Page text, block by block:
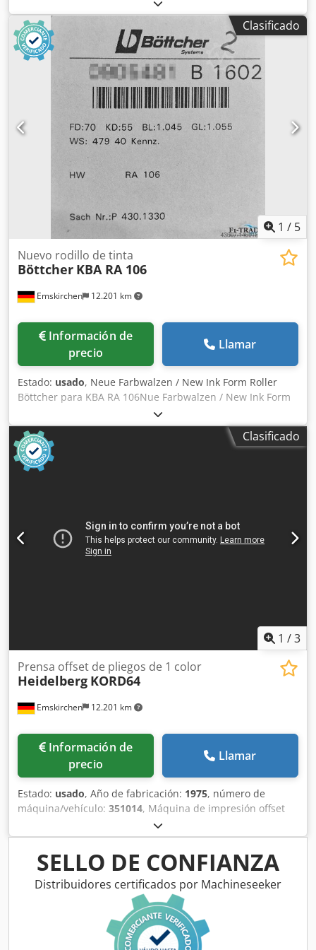
Alimentador de funcionamiento continuo. Impresión a una
cara 4+0. Plancha SAPC. Limpieza automática. Registro
automático. Sistema de secado rápido KBA RapidDry.
Recubrimiento. Cedpfx Aeyr N D Usfdsha Barniz en polvo
Grafix. En producción. Disponible en julio/agosto de 2026.
Clasificado
1 / 5
Emskirchen 12.201 km
Nuevo rodillo de tinta
Böttcher KBA RA 106
Información de
precio
Llamar
Estado: usado, Neue Farbwalzen / New Ink Form Roller
Böttcher para KBA RA 106Nue Farbwalzen / New Ink Form
Roller Hersteller / Manufacturer BöttcherBöttcher Rodillo
KBA RA 106 0905482 A 1701 Böttcher KBA RA 106 Rodillo
0905481 B 1603 Böttcher KBA RA 106 Rodillo 0905481 B
1601 Böttcher KBA RA 106 Rodillo 0905481 B 1605 Online-
Video-Inspección por Skype-Video Estaremos encantados
puede probar
Clasificado
1 /3
Emskirchen 12.201 km
Prensa offset de pliegos de 1 color
Heidelberg KORD64
Información de
precio
Llamar
Estado: usado, Año de fabricación: 1975, número de
máquina/vehículo: 351014, Máquina de impresión offset
de pliegos de 1 color Heidelberg KORD64Año 1975 -
Número de serie 337842 Tamaño max. 460 x 640mm
Velocidad max. 8.000sh/h Sistema de amortiguación
conventionel Online-Video-Inspección por Skype-Video
Estaríamos muy contentos con su visita - más máquinas en
Stock Disponible de inmediato - Puede ser inspeccionado
Cedpfemc Ergjx Afdjha En Stock Emskirchen / Nuremberg -
SELLO DE CONFIANZA
Distribuidores certificados por Machineseeker